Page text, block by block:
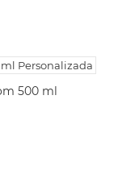
500 ml